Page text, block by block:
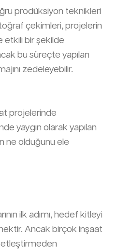
prodüksiyon teknikleri
çekimleri, projelerin
etkili bir şekilde
bu süreçte yapılan
zedeleyebilir.
projelerinde
yaygın olarak yapılan
ne olduğunu ele
ilk adımı, hedef kitleyi
Ancak birçok inşaat